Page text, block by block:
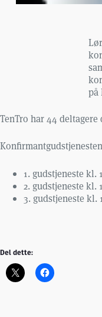
på
TenTro har 44 deltagere
1. gudstjeneste kl.
2. gudstjeneste kl.
3. gudstjeneste kl.
Del dette: